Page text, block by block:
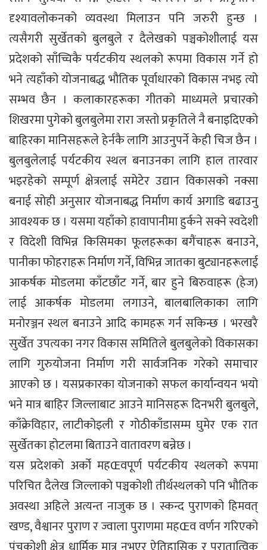
दृश्यावलोकनको व्यवस्था मिलाउन पनि जरुरी हुन्छ ।
त्यसैगरी सुर्खेतको बुलबुले र दैलेखको पञ्चकोशीलाई यस
प्रदेशको साँच्चिकै पर्यटकीय स्थलको रूपमा विकास गर्ने हो
भने त्यहाँको योजनाबद्ध भौतिक पूर्वाधारको विकास नभइ त्यो
सम्भव छैन । कलाकारहरूका गीतको माध्यमले प्रचारको
शिखरमा पुगेको बुलबुलेमा रारा जस्तो प्रकृतिले नै बनाइदिएको
बाहिरका मानिसहरूले हेर्नकै लागि आउनुपर्ने केही चिज छैन ।
बुलबुलेलाई पर्यटकीय स्थल बनाउनका लागि हाल तारवार
भइरहेको सम्पूर्ण क्षेत्रलाई समेटेर उद्यान विकासको नक्सा
बनाई सोही अनुसार योजनाबद्ध निर्माण कार्य अगाडि बढाउनु
आवश्यक छ । यसमा यहाँको हावापानीमा हुर्कने सक्ने स्वदेशी
र विदेशी विभिन्न किसिमका फूलहरूका बगैंचाहरू बनाउने,
पानीका फोहराहरू निर्माण गर्ने, विभिन्न जातका बुट्यानहरूलाई
आकर्षक मोडलमा काँटछाँट गर्ने, बार हुने बिरुवाहरू (हेज)
लाई आकर्षक मोडलमा लगाउने, बालबालिकाका लागि
मनोरञ्जन स्थल बनाउने आदि कामहरू गर्न सकिन्छ । भरखरै
सुर्खेत उपत्यका नगर विकास समितिले बुलबुलेको विकासका
लागि गुरुयोजना निर्माण गरी सार्वजनिक गरेको समाचार
आएको छ । यसप्रकारका योजनाको सफल कार्यान्वयन भयो
भने मात्र बाहिर जिल्लाबाट आउने मानिसहरू दिनभरी बुलबुले,
काँक्रेविहार, लाटीकोइली र गोठीकाँडासम्म घुमेर एक रात
सुर्खेतका होटलमा बिताउने वातावरण बन्नेछ ।
यस प्रदेशको अर्को महŒवपूर्ण पर्यटकीय स्थलको रूपमा
परिचित दैलेख जिल्लाको पञ्चकोशी तीर्थस्थलको पनि भौतिक
अवस्था अहिले अत्यन्त नाजुक छ । स्कन्द पुराणको हिमवत्
खण्ड, वैश्वानर पुराण र ज्वाला पुराणमा महŒव वर्णन गरिएको